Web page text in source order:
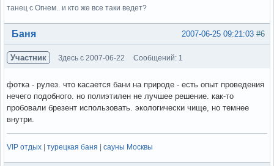
танец с Огнем.. и кто же все таки ведет?
Вне форума #6
2007-06-25 09:21:03
Баня
Участник Здесь с 2007-06-22 Сообщений: 1
фотка - рулез. что касается бани на природе - есть опыт проведения
нечего подобного. но полиэтилен не лучшее решение. как-то
пробовали брезент использовать. экологически чище, но темнее
внутри.
VIP отдых | турецкая баня | сауны Москвы